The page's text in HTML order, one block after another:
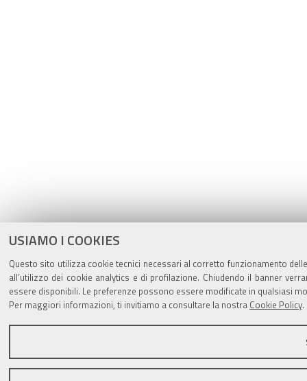
USIAMO I COOKIES
Questo sito utilizza cookie tecnici necessari al corretto funzionamento
all’utilizzo dei cookie analytics e di profilazione. Chiudendo il banner
essere disponibili. Le preferenze possono essere modificate in qualsiasi
Per maggiori informazioni, ti invitiamo a consultare la nostra Cookie Policy.